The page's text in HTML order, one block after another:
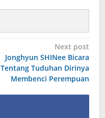
Next post
Jonghyun SHINee Bicara
Tentang Tuduhan Dirinya
Membenci Perempuan